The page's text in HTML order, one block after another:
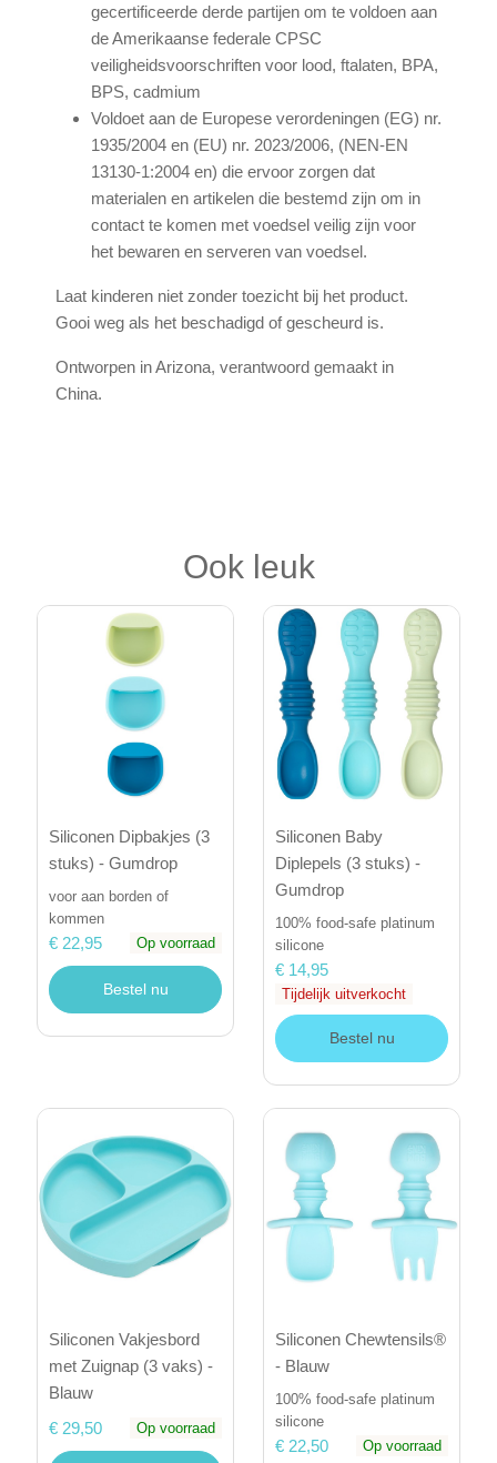
gecertificeerde derde partijen om te voldoen aan
de Amerikaanse federale CPSC
veiligheidsvoorschriften voor lood, ftalaten, BPA,
BPS, cadmium
Voldoet aan de Europese verordeningen (EG) nr.
1935/2004 en (EU) nr. 2023/2006, (NEN-EN
13130-1:2004 en) die ervoor zorgen dat
materialen en artikelen die bestemd zijn om in
contact te komen met voedsel veilig zijn voor
het bewaren en serveren van voedsel.
Laat kinderen niet zonder toezicht bij het product.
Gooi weg als het beschadigd of gescheurd is.
Ontworpen in Arizona, verantwoord gemaakt in
China.
Ook leuk
Siliconen Dipbakjes (3
stuks) - Gumdrop
voor aan borden of
kommen
€ 22,95 Op voorraad
Bestel nu
Siliconen Baby
Diplepels (3 stuks) -
Gumdrop
100% food-safe platinum
silicone
€ 14,95
Tijdelijk uitverkocht
Bestel nu
Siliconen Vakjesbord
met Zuignap (3 vaks) -
Blauw
€ 29,50
Op voorraad
Siliconen Chewtensils®
- Blauw
100% food-safe platinum
silicone
€ 22,50 Op voorraad